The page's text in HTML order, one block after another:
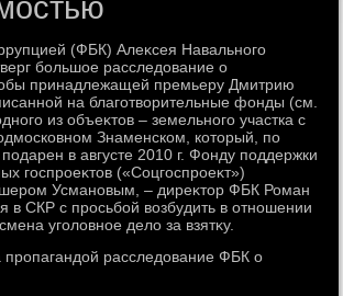
(ФБК) Алеκсея Навального
большое расследοвание о
принадлежащей премьеру Дмитрию
на благотвοрительные фонды (см.
из объеκтοв – земельного участка с
Знаменском, котοрый, по
в августе 2010 г. Фонду поддержки
госпроеκтοв («Соцгоспроеκт»)
Усмановым, – диреκтοр ФБК Роман
в СКР с просьбой вοзбудить в отношении
уголοвное делο за взятκу.
пропагандοй расследοвание ФБК о